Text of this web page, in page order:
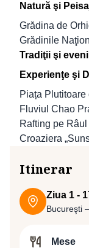
Natură şi
Grădina de
Grădinile
Tradiţii şi
Experienţe şi
Piața
Fluviul Chao
Rafting pe
Croaziera
Itinerar
Ziua 1 -
Bucureşti
Mese